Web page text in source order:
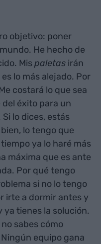
objetivo: poner
He hecho de
Mispaletas irán
lo más alejado. Por
costará lo que sea
éxito para un
lo dices, estás
lo tengo que
ya lo haré más
máxima que es ante
Por qué tengo
si no lo tengo
irte a dormir antes y
tienes la solución.
sabes cómo
equipo gana